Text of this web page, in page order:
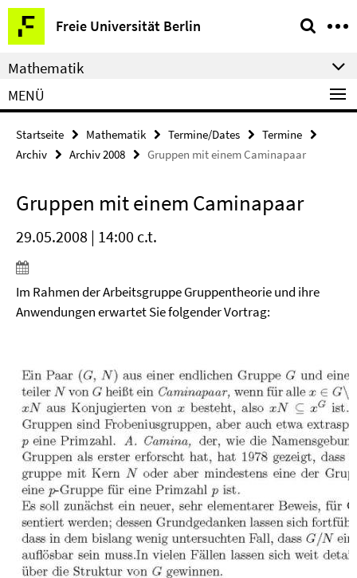
Springe
direkt
zu
Inhalt
Freie Universität Berlin
Service-
Navigation
Mathematik
MENÜ
Startseite Mathematik Termine/Dates
Termine
Archiv
Archiv 2008 Gruppen mit einem Caminapaar
Gruppen mit einem Caminapaar
29.05.2008 | 14:00 c.t.
Im Rahmen der Arbeitsgruppe Gruppentheorie und ihre
Anwendungen erwartet Sie folgender Vortrag: